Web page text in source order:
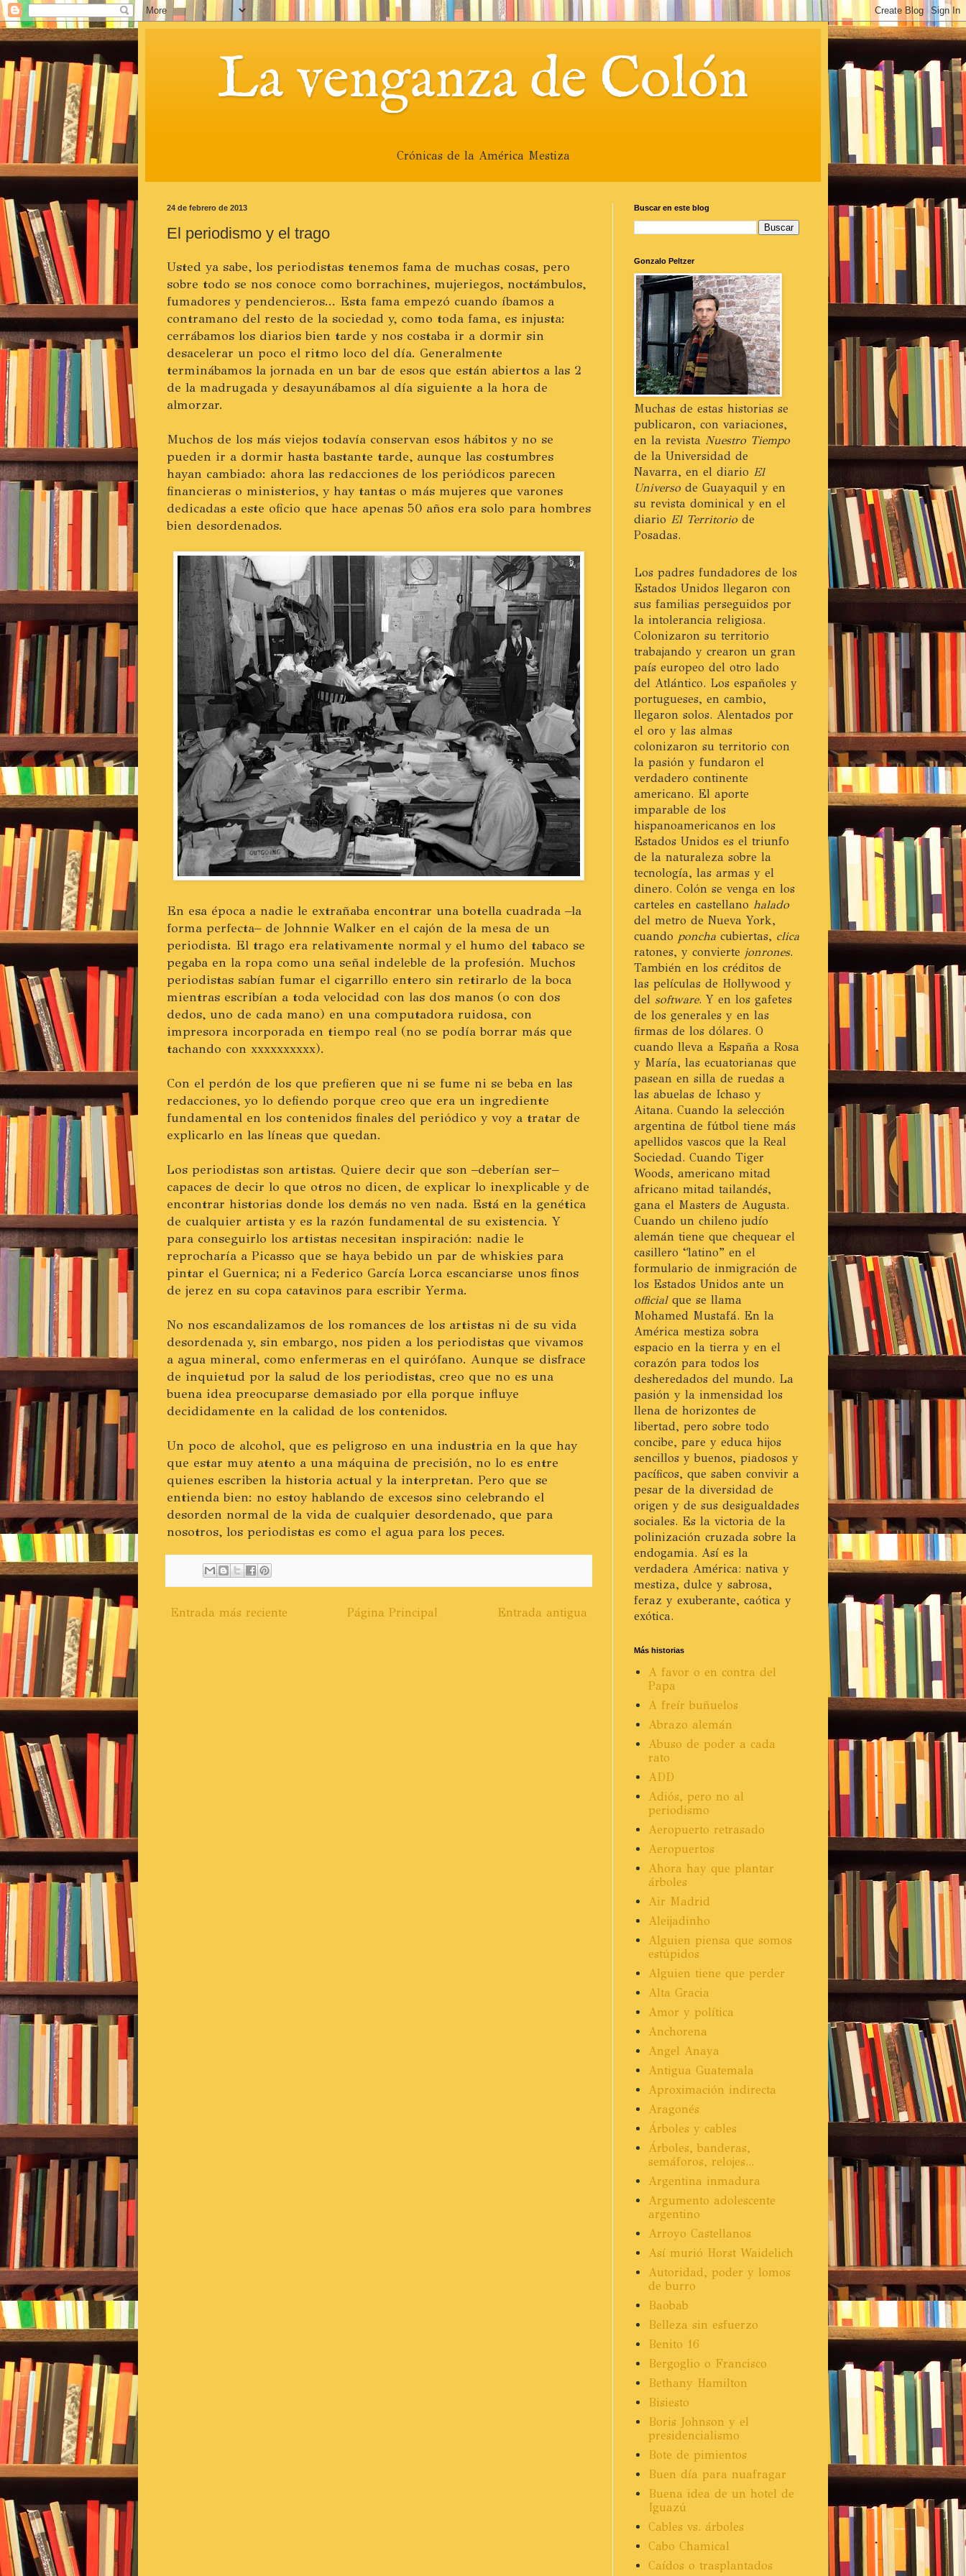
La venganza de Colón
Crónicas de la América Mestiza
24 de febrero de 2013
El periodismo y el trago
Usted ya sabe, los periodistas tenemos fama de muchas cosas, pero
sobre todo se nos conoce como borrachines, mujeriegos, noctámbulos,
fumadores y pendencieros... Esta fama empezó cuando íbamos a
contramano del resto de la sociedad y, como toda fama, es injusta:
cerrábamos los diarios bien tarde y nos costaba ir a dormir sin
desacelerar un poco el ritmo loco del día. Generalmente
terminábamos la jornada en un bar de esos que están abiertos a las 2
de la madrugada y desayunábamos al día siguiente a la hora de
almorzar.
Muchos de los más viejos todavía conservan esos hábitos y no se
pueden ir a dormir hasta bastante tarde, aunque las costumbres
hayan cambiado: ahora las redacciones de los periódicos parecen
financieras o ministerios, y hay tantas o más mujeres que varones
dedicadas a este oficio que hace apenas 50 años era solo para hombres
bien desordenados.
En esa época a nadie le extrañaba encontrar una botella cuadrada –la
forma perfecta– de Johnnie Walker en el cajón de la mesa de un
periodista. El trago era relativamente normal y el humo del tabaco se
pegaba en la ropa como una señal indeleble de la profesión. Muchos
periodistas sabían fumar el cigarrillo entero sin retirarlo de la boca
mientras escribían a toda velocidad con las dos manos (o con dos
dedos, uno de cada mano) en una computadora ruidosa, con
impresora incorporada en tiempo real (no se podía borrar más que
tachando con xxxxxxxxxx).
Con el perdón de los que prefieren que ni se fume ni se beba en las
redacciones, yo lo defiendo porque creo que era un ingrediente
fundamental en los contenidos finales del periódico y voy a tratar de
explicarlo en las líneas que quedan.
Los periodistas son artistas. Quiere decir que son –deberían ser–
capaces de decir lo que otros no dicen, de explicar lo inexplicable y de
encontrar historias donde los demás no ven nada. Está en la genética
de cualquier artista y es la razón fundamental de su existencia. Y
para conseguirlo los artistas necesitan inspiración: nadie le
reprocharía a Picasso que se haya bebido un par de whiskies para
pintar el Guernica; ni a Federico García Lorca escanciarse unos finos
de jerez en su copa catavinos para escribir Yerma.
No nos escandalizamos de los romances de los artistas ni de su vida
desordenada y, sin embargo, nos piden a los periodistas que vivamos
a agua mineral, como enfermeras en el quirófano. Aunque se disfrace
de inquietud por la salud de los periodistas, creo que no es una
buena idea preocuparse demasiado por ella porque influye
decididamente en la calidad de los contenidos.
Un poco de alcohol, que es peligroso en una industria en la que hay
que estar muy atento a una máquina de precisión, no lo es entre
quienes escriben la historia actual y la interpretan. Pero que se
entienda bien: no estoy hablando de excesos sino celebrando el
desorden normal de la vida de cualquier desordenado, que para
nosotros, los periodistas es como el agua para los peces.
Entrada más reciente Entrada antigua
Página Principal
Buscar en este blog
Gonzalo Peltzer
Muchas de estas historias se
publicaron, con variaciones,
en la revista Nuestro Tiempo
de la Universidad de
Navarra, en el diario El
Universode Guayaquil y en
su revista dominical y en el
diario El Territoriode
Posadas.
Los padres fundadores de los
Estados Unidos llegaron con
sus familias perseguidos por
la intolerancia religiosa.
Colonizaron su territorio
trabajando y crearon un gran
país europeo del otro lado
del Atlántico. Los españoles y
portugueses, en cambio,
llegaron solos. Alentados por
el oro y las almas
colonizaron su territorio con
la pasión y fundaron el
verdadero continente
americano. El aporte
imparable de los
hispanoamericanos en los
Estados Unidos es el triunfo
de la naturaleza sobre la
tecnología, las armas y el
dinero. Colón se venga en los
carteles en castellano halado
del metro de Nueva York,
cuando poncha cubiertas, clica
ratones, y convierte jonrones.
También en los créditos de
las películas de Hollywood y
del software. Y en los gafetes
de los generales y en las
firmas de los dólares. O
cuando lleva a España a Rosa
y María, las ecuatorianas que
pasean en silla de ruedas a
las abuelas de Ichaso y
Aitana. Cuando la selección
argentina de fútbol tiene más
apellidos vascos que la Real
Sociedad. Cuando Tiger
Woods, americano mitad
africano mitad tailandés,
gana el Masters de Augusta.
Cuando un chileno judío
alemán tiene que chequear el
casillero “latino” en el
formulario de inmigración de
los Estados Unidos ante un
officialque se llama
Mohamed Mustafá. En la
América mestiza sobra
espacio en la tierra y en el
corazón para todos los
desheredados del mundo. La
pasión y la inmensidad los
llena de horizontes de
libertad, pero sobre todo
concibe, pare y educa hijos
sencillos y buenos, piadosos y
pacíficos, que saben convivir a
pesar de la diversidad de
origen y de sus desigualdades
sociales. Es la victoria de la
polinización cruzada sobre la
endogamia. Así es la
verdadera América: nativa y
mestiza, dulce y sabrosa,
feraz y exuberante, caótica y
exótica.
Más historias
A favor o en contra del
Papa
A freír buñuelos
Abrazo alemán
Abuso de poder a cada
rato
ADD
Adiós, pero no al
periodismo
Aeropuerto retrasado
Aeropuertos
Ahora hay que plantar
árboles
Air Madrid
Aleijadinho
Alguien piensa que somos
estúpidos
Alguien tiene que perder
Alta Gracia
Amor y política
Anchorena
Angel Anaya
Antigua Guatemala
Aproximación indirecta
Aragonés
Árboles y cables
Árboles, banderas,
semáforos, relojes...
Argentina inmadura
Argumento adolescente
argentino
Arroyo Castellanos
Así murió Horst Waidelich
Autoridad, poder y lomos
de burro
Baobab
Belleza sin esfuerzo
Benito 16
Bergoglio o Francisco
Bethany Hamilton
Bisiesto
Boris Johnson y el
presidencialismo
Bote de pimientos
Buen día para nuafragar
Buena idea de un hotel de
Iguazú
Cables vs. árboles
Cabo Chamical
Caídos o trasplantados